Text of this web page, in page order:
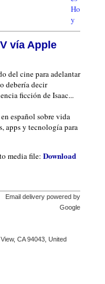
vía Apple
del cine para adelantar
debería decir
ficción de Isaac...
español sobre vida
apps y tecnología para
media file: Download
Email delivery powered by
Google
CA 94043, United